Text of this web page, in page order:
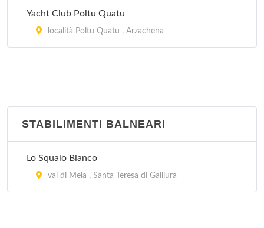
Yacht Club Poltu Quatu
località Poltu Quatu , Arzachena
STABILIMENTI BALNEARI
Lo Squalo Bianco
val di Mela , Santa Teresa di Galllura